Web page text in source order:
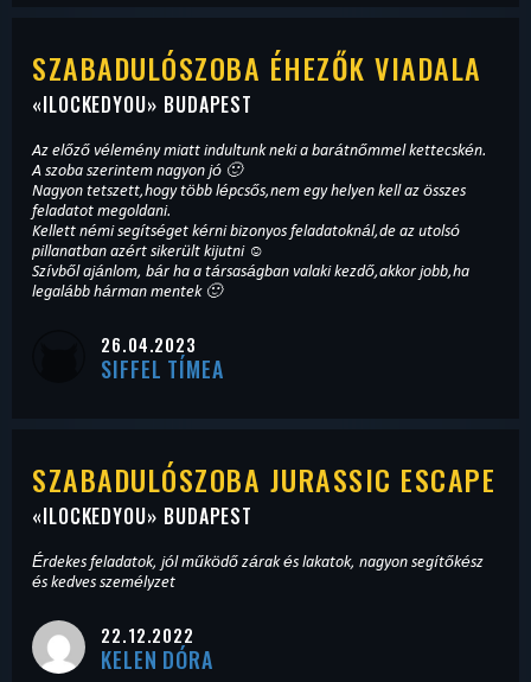
SZABADULÓSZOBA ÉHEZŐK VIADALA
«ILOCKEDYOU» BUDAPEST
Az előző vélemény miatt indultunk neki a barátnőmmel kettecskén.
A szoba szerintem nagyon jó 🙂
Nagyon tetszett,hogy több lépcsős,nem egy helyen kell az összes
feladatot megoldani.
Kellett némi segítséget kérni bizonyos feladatoknál,de az utolsó
pillanatban azért sikerült kijutni ☺️
Szívből ajánlom, bár ha a társaságban valaki kezdő,akkor jobb,ha
legalább hárman mentek 🙂
26.04.2023
SIFFEL TÍMEA
SZABADULÓSZOBA JURASSIC ESCAPE
«ILOCKEDYOU» BUDAPEST
Érdekes feladatok, jól működő zárak és lakatok, nagyon segítőkész
és kedves személyzet
22.12.2022
KELEN DÓRA